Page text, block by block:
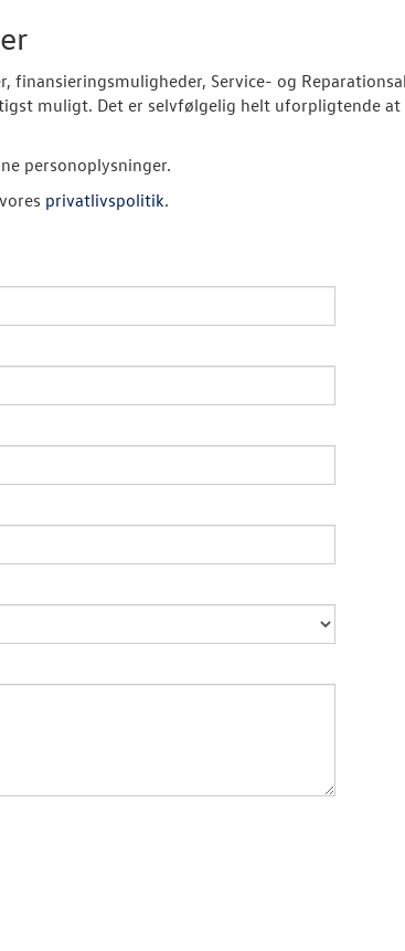
Service- og
muligt. Det er selvfølgelig helt uforpligtende at
personoplysninger.
privatlivspolitik.